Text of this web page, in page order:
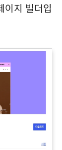
이지 빌더입